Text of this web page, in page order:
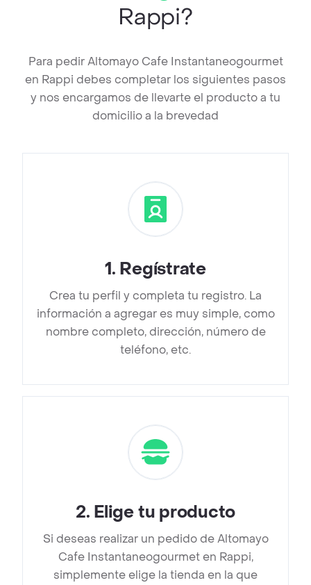
Rappi?
Para pedir Altomayo Cafe Instantaneogourmet
en Rappi debes completar los siguientes pasos
y nos encargamos de llevarte el producto a tu
domicilio a la brevedad
1. Regístrate
Crea tu perfil y completa tu registro. La
información a agregar es muy simple, como
nombre completo, dirección, número de
teléfono, etc.
2. Elige tu producto
Si deseas realizar un pedido de Altomayo
Cafe Instantaneogourmet en Rappi,
simplemente elige la tienda en la que